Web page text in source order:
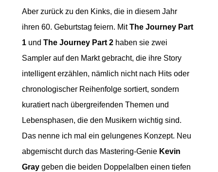
Aber zurück zu den Kinks, die in diesem Jahr
ihren 60. Geburtstag feiern. MitThe Journey Part
1und The Journey Part 2haben sie zwei
Sampler auf den Markt gebracht, die ihre Story
intelligent erzählen, nämlich nicht nach Hits oder
chronologischer Reihenfolge sortiert, sondern
kuratiert nach übergreifenden Themen und
Lebensphasen, die den Musikern wichtig sind.
Das nenne ich mal ein gelungenes Konzept. Neu
abgemischt durch das Mastering-Genie Kevin
Graygeben die beiden Doppelalben einen tiefen